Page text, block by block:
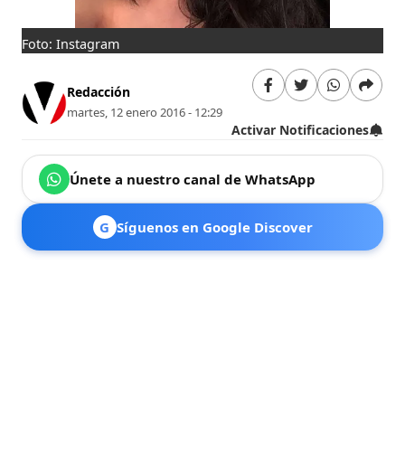
Foto: Instagram
Redacción
martes, 12 enero 2016 - 12:29
Activar Notificaciones
Únete a nuestro canal de WhatsApp
G Síguenos en Google Discover